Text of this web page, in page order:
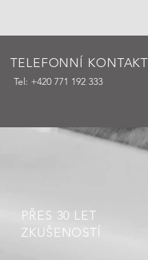
TELEFONNÍ KONTAKT
Tel: +420 771 192 333
PŘES 30 LET
ZKUŠENOSTÍ